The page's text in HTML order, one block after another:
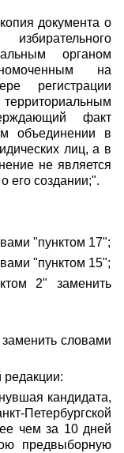
документа о
органом
на
регистрации
факт
объединении в
лиц, а в
не является
его создании;".
"пунктом 17";
"пунктом 15";
2" заменить
словами
редакции:
кандидата,
Петербургской
чем за 10 дней
предвыборную